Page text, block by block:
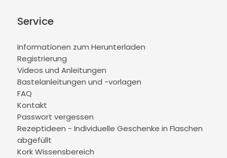
Service
Informationen zum Herunterladen
Registrierung
Videos und Anleitungen
Bastelanleitungen und -vorlagen
FAQ
Kontakt
Passwort vergessen
Rezeptideen - Individuelle Geschenke in Flaschen
abgefüllt
Kork Wissensbereich